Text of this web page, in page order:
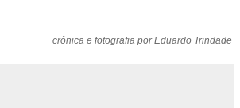
crônica e fotografia por Eduardo Trindade